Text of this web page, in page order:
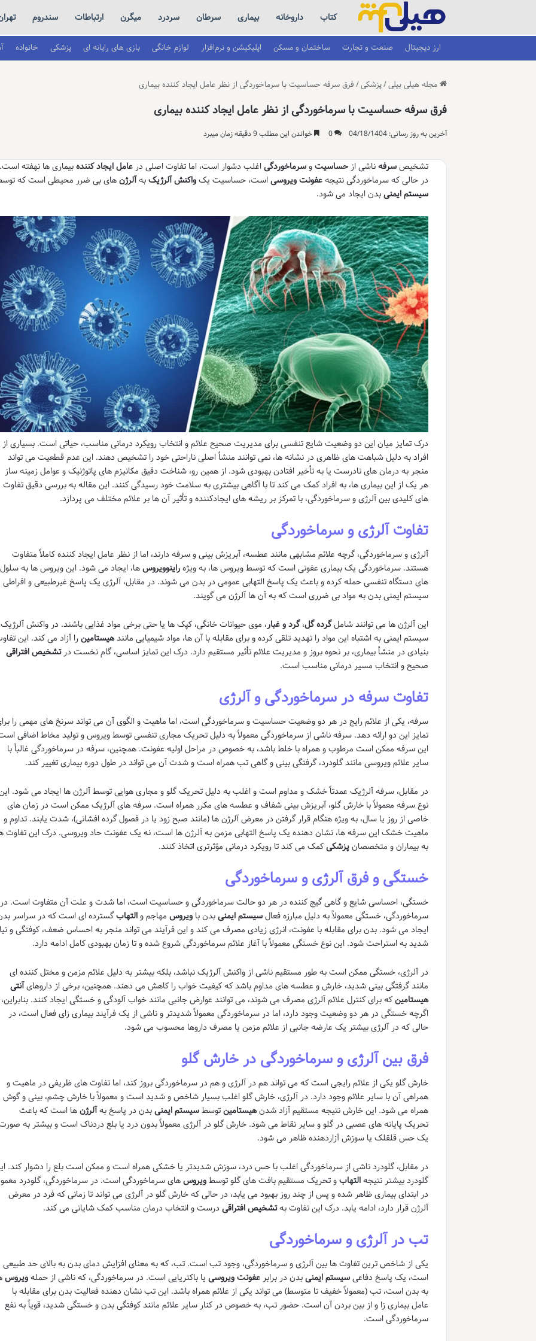
کتاب داروخانه بیماری سرطان سردرد میگرن ارتباطات سندروم
ارز دیجیتال صنعت و تجارت ساختمان و مسکن اپلیکیشن و نرم‌افزار لوازم خانگی بازی های رایانه ای پزشکی خانواده
مجله هیلی بیلی/پزشکی/ فرق سرفه حساسیت با سرماخوردگی از نظر عامل ایجاد کننده بیماری
فرق سرفه حساسیت با سرماخوردگی از نظر عامل ایجاد کننده بیماری
آخرین به روز رسانی: 04/18/1404 0 خواندن این مطلب 9 دقیقه زمان میبرد
تشخیصسرفهناشی ازحساسیتوسرماخوردگیاغلب دشوار است، اما تفاوت اصلی درعامل ایجاد کنندهبیماری ها نهفته
در حالی که سرماخوردگی نتیجهعفونت ویروسیاست، حساسیت یکواکنش آلرژیکبهآلرژنهای بی ضرر محیطی است که
سیستم ایمنیبدن ایجاد می شود.
درک تمایز میان این دو وضعیت شایع تنفسی برای مدیریت صحیح علائم و انتخاب رویکرد درمانی مناسب، حیاتی است. بسیاری از
افراد به دلیل شباهت های ظاهری در نشانه ها، نمی توانند منشأ اصلی ناراحتی خود را تشخیص دهند. این عدم قطعیت می تواند
منجر به درمان های نادرست یا به تأخیر افتادن بهبودی شود. از همین رو، شناخت دقیق مکانیزم های پاتوژنیک و عوامل زمینه ساز
هر یک از این بیماری ها، به افراد کمک می کند تا با آگاهی بیشتری به سلامت خود رسیدگی کنند. این مقاله به بررسی دقیق تفاوت
های کلیدی بین آلرژی و سرماخوردگی، با تمرکز بر ریشه های ایجادکننده و تأثیر آن ها بر علائم مختلف می پردازد.
تفاوت آلرژی و سرماخوردگی
آلرژی و سرماخوردگی، گرچه علائم مشابهی مانند عطسه، آبریزش بینی و سرفه دارند، اما از نظر عامل ایجاد کننده کاملاً متفاوت
هستند. سرماخوردگی یک بیماری عفونی است که توسط ویروس ها، به ویژهراینوویروسها، ایجاد می شود. این ویروس ها به سلول
های دستگاه تنفسی حمله کرده و باعث یک پاسخ التهابی عمومی در بدن می شوند. در مقابل، آلرژی یک پاسخ غیرطبیعی و افراطی
سیستم ایمنی بدن به مواد بی ضرری است که به آن ها آلرژن می گویند.
این آلرژن ها می توانند شاملگرده گل،گرد و غبار، موی حیوانات خانگی، کپک ها یا حتی برخی مواد غذایی باشند. در واکنش
سیستم ایمنی به اشتباه این مواد را تهدید تلقی کرده و برای مقابله با آن ها، مواد شیمیایی مانندهیستامینرا آزاد می کند. این
بنیادی در منشأ بیماری، بر نحوه بروز و مدیریت علائم تأثیر مستقیم دارد. درک این تمایز اساسی، گام نخست درتشخیص افتراقی
صحیح و انتخاب مسیر درمانی مناسب است.
تفاوت سرفه در سرماخوردگی و آلرژی
سرفه، یکی از علائم رایج در هر دو وضعیت حساسیت و سرماخوردگی است، اما ماهیت و الگوی آن می تواند سرنخ های مهمی را
تمایز این دو ارائه دهد. سرفه ناشی از سرماخوردگی معمولاً به دلیل تحریک مجاری تنفسی توسط ویروس و تولید مخاط اضافی
این سرفه ممکن است مرطوب و همراه با خلط باشد، به خصوص در مراحل اولیه عفونت. همچنین، سرفه در سرماخوردگی غالباً با
سایر علائم ویروسی مانند گلودرد، گرفتگی بینی و گاهی تب همراه است و شدت آن می تواند در طول دوره بیماری تغییر کند.
در مقابل، سرفه آلرژیک عمدتاً خشک و مداوم است و اغلب به دلیل تحریک گلو و مجاری هوایی توسط آلرژن ها ایجاد می شود.
نوع سرفه معمولاً با خارش گلو، آبریزش بینی شفاف و عطسه های مکرر همراه است. سرفه های آلرژیک ممکن است در زمان های
خاصی از روز یا سال، به ویژه هنگام قرار گرفتن در معرض آلرژن ها (مانند صبح زود یا در فصول گرده افشانی)، شدت یابند. تداوم و
ماهیت خشک این سرفه ها، نشان دهنده یک پاسخ التهابی مزمن به آلرژن ها است، نه یک عفونت حاد ویروسی. درک این تفاوت
به بیماران و متخصصانپزشکیکمک می کند تا رویکرد درمانی مؤثرتری اتخاذ کنند.
خستگی و فرق آلرژی و سرماخوردگی
خستگی، احساسی شایع و گاهی گیج کننده در هر دو حالت سرماخوردگی و حساسیت است، اما شدت و علت آن متفاوت است. در
سرماخوردگی، خستگی معمولاً به دلیل مبارزه فعالسیستم ایمنیبدن باویروس مهاجم والتهابگسترده ای است که در سراسر
ایجاد می شود. بدن برای مقابله با عفونت، انرژی زیادی مصرف می کند و این فرآیند می تواند منجر به احساس ضعف، کوفتگی و
شدید به استراحت شود. این نوع خستگی معمولاً با آغاز علائم سرماخوردگی شروع شده و تا زمان بهبودی کامل ادامه دارد.
در آلرژی، خستگی ممکن است به طور مستقیم ناشی از واکنش آلرژیک نباشد، بلکه بیشتر به دلیل علائم مزمن و مختل کننده ای
مانند گرفتگی بینی شدید، خارش و عطسه های مداوم باشد که کیفیت خواب را کاهش می دهند. همچنین، برخی از داروهایآنتی
هیستامینکه برای کنترل علائم آلرژی مصرف می شوند، می توانند عوارض جانبی مانند خواب آلودگی و خستگی ایجاد کنند. بنابراین،
اگرچه خستگی در هر دو وضعیت وجود دارد، اما در سرماخوردگی معمولاً شدیدتر و ناشی از یک فرآیند بیماری زای فعال است، در
حالی که در آلرژی بیشتر یک عارضه جانبی از علائم مزمن یا مصرف داروها محسوب می شود.
فرق بین آلرژی و سرماخوردگی در خارش گلو
خارش گلو یکی از علائم رایجی است که می تواند هم در آلرژی و هم در سرماخوردگی بروز کند، اما تفاوت های ظریفی در ماهیت و
همراهی آن با سایر علائم وجود دارد. در آلرژی، خارش گلو اغلب بسیار شاخص و شدید است و معمولاً با خارش چشم، بینی و گوش
همراه می شود. این خارش نتیجه مستقیم آزاد شدنهیستامینتوسطسیستم ایمنیبدن در پاسخ بهآلرژنها است که باعث
تحریک پایانه های عصبی در گلو و سایر نقاط می شود. خارش گلو در آلرژی معمولاً بدون درد یا بلع دردناک است و بیشتر به
یک حس قلقلک یا سوزش آزاردهنده ظاهر می شود.
در مقابل، گلودرد ناشی از سرماخوردگی اغلب با حس درد، سوزش شدیدتر یا خشکی همراه است و ممکن است بلع را دشوار کند.
گلودرد بیشتر نتیجهالتهابو تحریک مستقیم بافت های گلو توسطویروسهای سرماخوردگی است. در سرماخوردگی، گلودرد
در ابتدای بیماری ظاهر شده و پس از چند روز بهبود می یابد، در حالی که خارش گلو در آلرژی می تواند تا زمانی که فرد در معرض
آلرژن قرار دارد، ادامه یابد. درک این تفاوت بهتشخیص افتراقی درست و انتخاب درمان مناسب کمک شایانی می کند.
تب در آلرژی و سرماخوردگی
یکی از شاخص ترین تفاوت ها بین آلرژی و سرماخوردگی، وجود تب است. تب، که به معنای افزایش دمای بدن به بالای حد طبیعی
است، یک پاسخ دفاعیسیستم ایمنیبدن در برابرعفونت ویروسی یا باکتریایی است. در سرماخوردگی، که ناشی از حملهویروس
به بدن است، تب (معمولاً خفیف تا متوسط) می تواند یکی از علائم همراه باشد. این تب نشان دهنده فعالیت بدن برای مقابله با
عامل بیماری زا و از بین بردن آن است. حضور تب، به خصوص در کنار سایر علائم مانند کوفتگی بدن و خستگی شدید، قویاً به نفع
سرماخوردگی است.